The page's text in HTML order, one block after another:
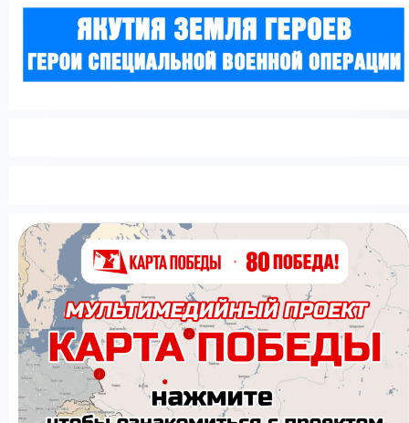
КУПИТЬ БИЛЕТ
Версия сайта для слабовидящих